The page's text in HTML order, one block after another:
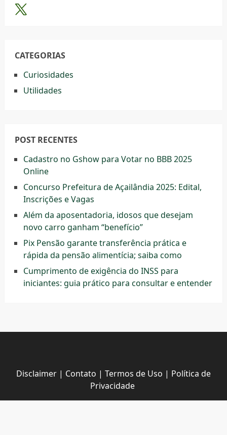
CATEGORIAS
Curiosidades
Utilidades
POST RECENTES
Cadastro no Gshow para Votar no BBB 2025
Online
Concurso Prefeitura de Açailândia 2025: Edital,
Inscrições e Vagas
Além da aposentadoria, idosos que desejam
novo carro ganham “benefício”
Pix Pensão garante transferência prática e
rápida da pensão alimentícia; saiba como
Cumprimento de exigência do INSS para
iniciantes: guia prático para consultar e entender
Disclaimer| Contato | Termos de Uso | Política de
Privacidade